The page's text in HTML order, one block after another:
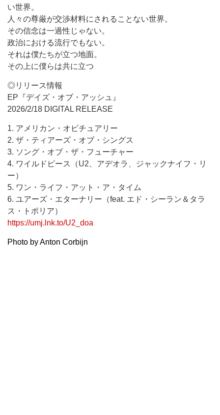
い世界。
人々の尊厳が交渉材料にされることない世界。
その信念は一過性じゃない。
政治における流行でもない。
それは僕たちが立つ地面。
その上に僕らは共に立つ
◎リリース情報
EP『デイズ・オブ・アッシュ』
2026/2/18 DIGITAL RELEASE
1. アメリカン・オビチュアリー
2. ザ・ティアーズ・オブ・シングス
3. ソング・オブ・ザ・フューチャー
4. ワイルドピース（U2、アデオラ、ジャックナイフ・リ
ー）
5. ワン・ライフ・アット・ア・タイム
6. ユアーズ・エターナリー（feat. エド・シーラン＆タラ
ス・トポリア）
https://umj.lnk.to/U2_doa
Photo by Anton Corbijn